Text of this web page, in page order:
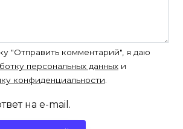
"Отправить комментарий", я даю
персональных данных и
конфиденциальности
на e-mail.